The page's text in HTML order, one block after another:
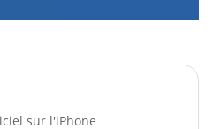
sur l'iPhone